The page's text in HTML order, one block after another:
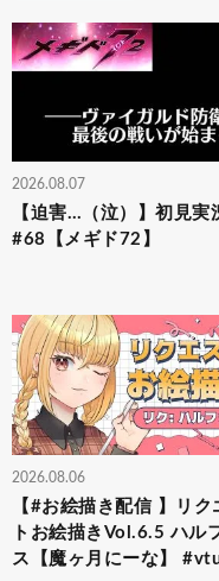
2026.08.07
【迫害…（泣）】初見実
#68【メギド72】
2026.08.06
【#お絵描き配信 】リク
トお絵描きVol.6.5 ハル
ス【魔ヶ月にーな】